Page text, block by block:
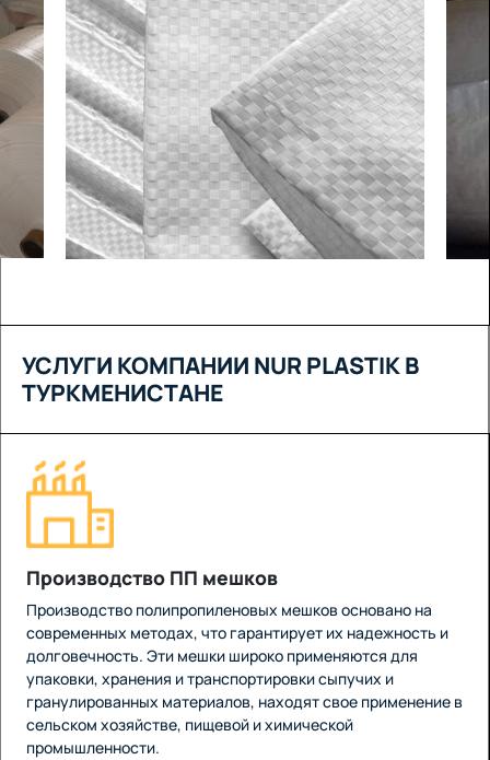
УСЛУГИ КОМПАНИИ NUR PLASTIK В
ТУРКМЕНИСТАНЕ
Производство ПП мешков
Производство полипропиленовых мешков основано на
современных методах, что гарантирует их надежность и
долговечность. Эти мешки широко применяются для
упаковки, хранения и транспортировки сыпучих и
гранулированных материалов, находят свое применение в
сельском хозяйстве, пищевой и химической
промышленности.